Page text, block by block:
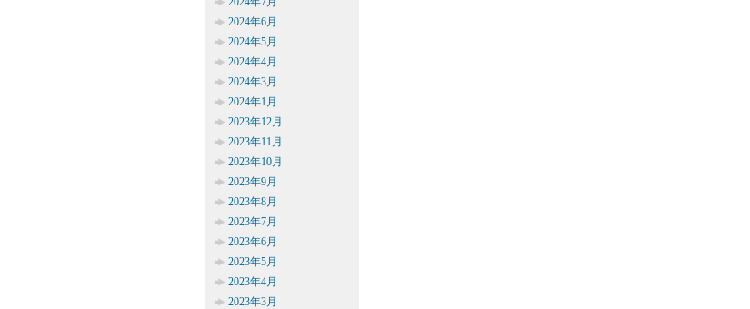
2024年6月
2024年5月
2024年4月
2024年3月
2024年1月
2023年12月
2023年11月
2023年10月
2023年9月
2023年8月
2023年7月
2023年6月
2023年5月
2023年4月
2023年3月